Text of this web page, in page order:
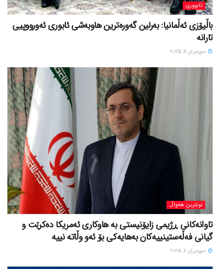
ئابووری
باڵیۆزی ئەڵمانیا: بەرلین گەورەترین هاوبەشی ئابوری ئەورووپیی
تارانە
حوزه‌یران 7, 2025
نوێترین هەواڵ
تاوانەکانی ڕژیمی زایۆنیستی بە هاوکاری ئەمریکا دەکرێت و
گیانی فەڵەستینییەکان بەهایەکی بۆ ئەو وڵاتە نییە
حوزه‌یران 6, 2025